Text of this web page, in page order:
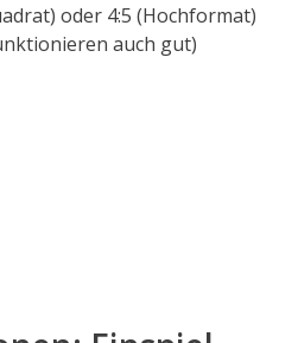
oder 4:5 (Hochformat)
auch gut)